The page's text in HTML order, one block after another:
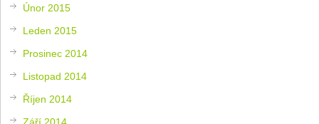
Únor 2015
Leden 2015
Prosinec 2014
Listopad 2014
Říjen 2014